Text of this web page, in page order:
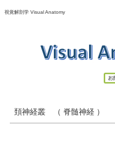
視覚解剖学 Visual Anatomy
頚神経叢 （ 脊髄神経 ）